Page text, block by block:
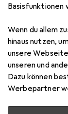
Basisfunktionen
Wenn du allem
hinaus nutzen,
unsere
unseren und
Dazu können
Werbepartner
Zubehör
Puzzle
Hier findest du
Premium Puzzle
Kategorie